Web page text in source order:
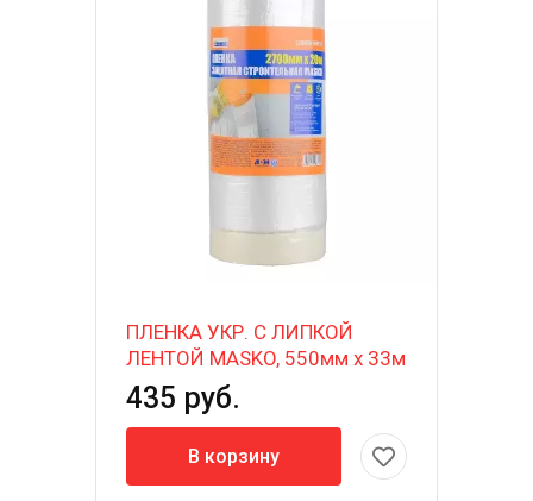
ПЛЕНКА УКР. С ЛИПКОЙ
ЛЕНТОЙ MASKO, 550мм х 33м
435 руб.
В корзину